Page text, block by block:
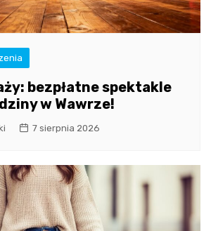
bezpłatne spektakle
w Wawrze!
7 sierpnia 2026